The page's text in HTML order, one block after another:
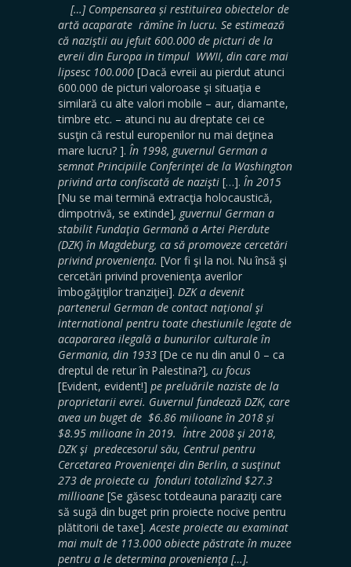
[…] Compensarea și restituirea obiectelor de
artă acaparate rămîne în lucru. Se estimează
că naziştii au jefuit 600.000 de picturi de la
evreii din Europa in timpul WWII, din care mai
lipsesc 100.000 [Dacă evreii au pierdut atunci
600.000 de picturi valoroase şi situaţia e
similară cu alte valori mobile – aur, diamante,
timbre etc. – atunci nu au dreptate cei ce
susţin că restul europenilor nu mai deţinea
mare lucru? ]. În 1998, guvernul German a
semnat Principiile Conferinţei de la Washington
privind arta confiscată de nazişti […]. În 2015
[Nu se mai termină extracţia holocaustică,
dimpotrivă, se extinde], guvernul German a
stabilit Fundaţia Germană a Artei Pierdute
(DZK) în Magdeburg, ca să promoveze cercetări
privind provenienţa. [Vor fi şi la noi. Nu însă şi
cercetări privind provenienţa averilor
îmbogăţiţilor tranziţiei]. DZK a devenit
partenerul German de contact naţional şi
international pentru toate chestiunile legate de
acapararea ilegală a bunurilor culturale în
Germania, din 1933 [De ce nu din anul 0 – ca
dreptul de retur în Palestina?], cu focus
[Evident, evident!] pe preluările naziste de la
proprietarii evrei. Guvernul fundează DZK, care
avea un buget de $6.86 milioane în 2018 și
$8.95 milioane în 2019. Între 2008 şi 2018,
DZK şi predecesorul său, Centrul pentru
Cercetarea Provenienţei din Berlin, a susţinut
273 de proiecte cu fonduri totalizînd $27.3
millioane [Se găsesc totdeauna paraziţi care
să sugă din buget prin proiecte nocive pentru
plătitorii de taxe]. Aceste proiecte au examinat
mai mult de 113.000 obiecte păstrate în muzee
pentru a le determina provenienţa […].